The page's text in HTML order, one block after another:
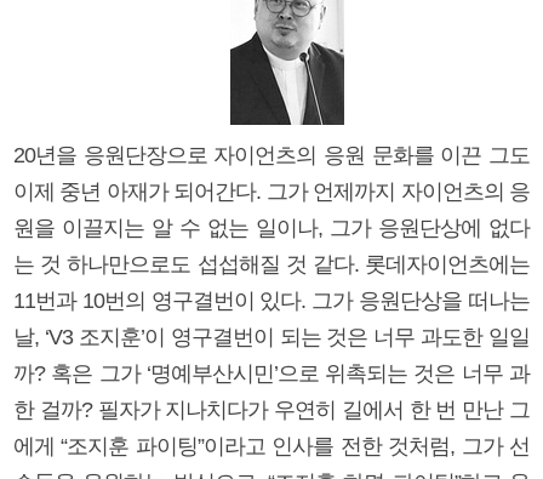
20년을 응원단장으로 자이언츠의 응원 문화를 이끈 그도
이제 중년 아재가 되어간다. 그가 언제까지 자이언츠의 응
원을 이끌지는 알 수 없는 일이나, 그가 응원단상에 없다
는 것 하나만으로도 섭섭해질 것 같다. 롯데자이언츠에는
11번과 10번의 영구결번이 있다. 그가 응원단상을 떠나는
날, ‘V3 조지훈’이 영구결번이 되는 것은 너무 과도한 일일
까? 혹은 그가 ‘명예부산시민’으로 위촉되는 것은 너무 과
한 걸까? 필자가 지나치다가 우연히 길에서 한 번 만난 그
에게 “조지훈 파이팅”이라고 인사를 전한 것처럼, 그가 선